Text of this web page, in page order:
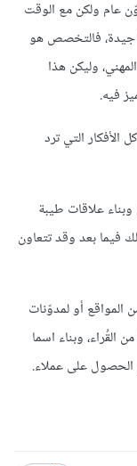
عام ولكن مع الوقت
فالتخصص هو
وليكن هذا
فيه.
التي ترد
علاقات طيبة
فيما بعد وقد تتعاون
أو لمدوّنات
وبناء اسما
على عملاء.